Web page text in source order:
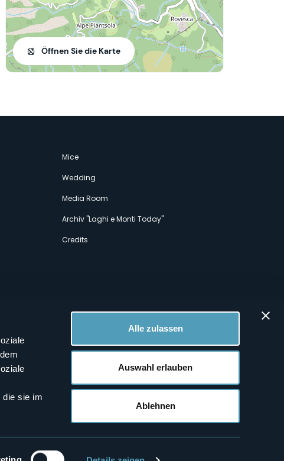
die sie im
Alle zulassen
Auswahl erlauben
Ablehnen
Öffnen Sie die Karte
Mice
Wedding
Media Room
Archiv "Laghi e Monti Today"
Credits
Profilen